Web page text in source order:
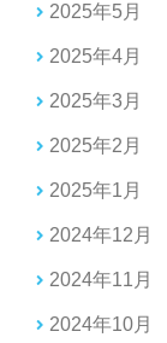
2025年5月
2025年4月
2025年3月
2025年2月
2025年1月
2024年12月
2024年11月
2024年10月